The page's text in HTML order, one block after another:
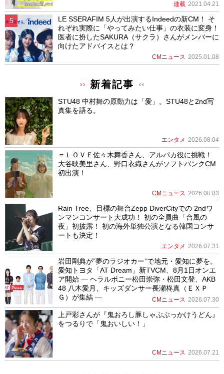
連載 2021.04.21
LE SSERAFIM 5人が出演するIndeedの新CM！ そ
れぞれ実際に「やってみたい仕事」の衣装に変身！
医者に扮したSAKURA（サクラ）さんがメンバーに
向けたアドバイスとは？
CMニュース 2025.01.08
新着記事
STU48 中村舞の原動力は「愛」。STU48と2nd写
真集を語る。
エンタメ 2026.08.04
＝ＬＯＶＥ佐々木舞香さん、アルパカ役に挑戦！
大谷映美里さん、野口衣織さんがソフトバンクCM
初出演！
CMニュース 2026.08.03
Rain Tree、目標の舞台Zepp DiverCityでの 2ndワ
ンマンコンサート大成功！ 初の全員曲「台風の
夜」初披露！ 初の海外単独公演となる韓国コンサ
ートも決定！
エンタメ 2026.07.31
岩田剛典が”夢のラジオカー”で地元・愛知に夢を。
愛知トヨタ「AT Dream」新TVCM、8月1日オンエ
ア開始 ― ヘラルボニー松田崇弥・松田文登、AKB
48 八木愛月、キッズダンサー長瀬柊真（ＥＸＰ
Ｇ）が集結 ―
CMニュース 2026.07.30
上戸彩さんが『鬼おろし豚しゃぶぶっかけうどん』
をつるりで「鬼おいしい！」
CMニュース 2026.07.21